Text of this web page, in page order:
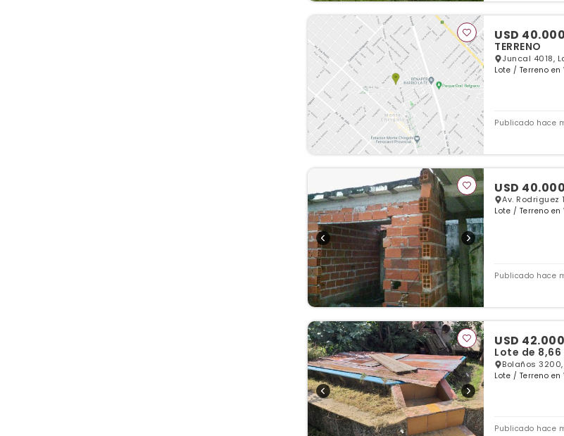
USD 40.000
TERRENO
Juncal 4018,
Lote / Terreno
Publicado hace
USD 40.000
Av. Rodriguez
Lote / Terreno
Publicado hace
USD 42.000
Lote de
Bolaños 3200,
Lote / Terreno
Publicado hace